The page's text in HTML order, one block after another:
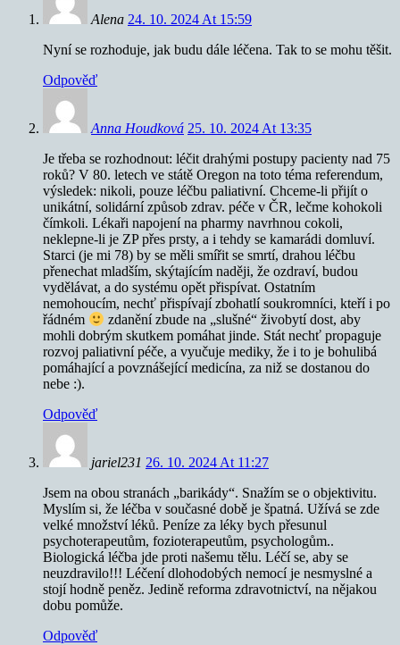
Alena 24. 10. 2024 At 15:59
Nyní se rozhoduje, jak budu dále léčena. Tak to se mohu těšit.
Odpověď
Anna Houdková 25. 10. 2024 At 13:35
Je třeba se rozhodnout: léčit drahými postupy pacienty nad 75
roků? V 80. letech ve státě Oregon na toto téma referendum,
výsledek: nikoli, pouze léčbu paliativní. Chceme-li přijít o
unikátní, solidární způsob zdrav. péče v ČR, lečme kohokoli
čímkoli. Lékaři napojení na pharmy navrhnou cokoli,
neklepne-li je ZP přes prsty, a i tehdy se kamarádi domluví.
Starci (je mi 78) by se měli smířit se smrtí, drahou léčbu
přenechat mladším, skýtajícím naději, že ozdraví, budou
vydělávat, a do systému opět přispívat. Ostatním
nemohoucím, nechť přispívají zbohatlí soukromníci, kteří i po
řádném
zdanění zbude na „slušné“ živobytí dost, aby
mohli dobrým skutkem pomáhat jinde. Stát nechť propaguje
rozvoj paliativní péče, a vyučuje mediky, že i to je bohulibá
pomáhající a povznášející medicína, za niž se dostanou do
nebe :).
Odpověď
jariel231 26. 10. 2024 At 11:27
Jsem na obou stranách „barikády“. Snažím se o objektivitu.
Myslím si, že léčba v současné době je špatná. Užívá se zde
velké množství léků. Peníze za léky bych přesunul
psychoterapeutům, fozioterapeutům, psychologům..
Biologická léčba jde proti našemu tělu. Léčí se, aby se
neuzdravilo!!! Léčení dlohodobých nemocí je nesmyslné a
stojí hodně peněz. Jedině reforma zdravotnictví, na nějakou
dobu pomůže.
Odpověď